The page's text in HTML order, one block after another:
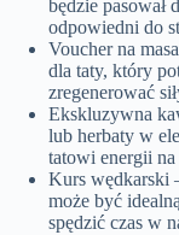
będzie pasował
odpowiedni do
Voucher na
dla taty, który
zregenerować
Ekskluzywna
lub herbaty w
tatowi energii
Kurs wędkarski
może być
spędzić czas w